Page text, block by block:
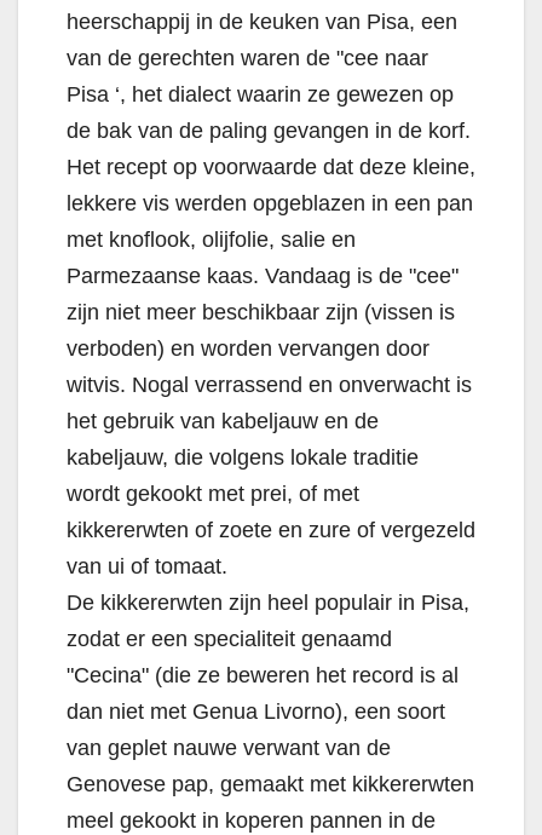
heerschappij in de keuken van Pisa, een
van de gerechten waren de "cee naar
Pisa ‘, het dialect waarin ze gewezen op
de bak van de paling gevangen in de korf.
Het recept op voorwaarde dat deze kleine,
lekkere vis werden opgeblazen in een pan
met knoflook, olijfolie, salie en
Parmezaanse kaas. Vandaag is de "cee"
zijn niet meer beschikbaar zijn (vissen is
verboden) en worden vervangen door
witvis. Nogal verrassend en onverwacht is
het gebruik van kabeljauw en de
kabeljauw, die volgens lokale traditie
wordt gekookt met prei, of met
kikkererwten of zoete en zure of vergezeld
van ui of tomaat.
De kikkererwten zijn heel populair in Pisa,
zodat er een specialiteit genaamd
"Cecina" (die ze beweren het record is al
dan niet met Genua Livorno), een soort
van geplet nauwe verwant van de
Genovese pap, gemaakt met kikkererwten
meel gekookt in koperen pannen in de